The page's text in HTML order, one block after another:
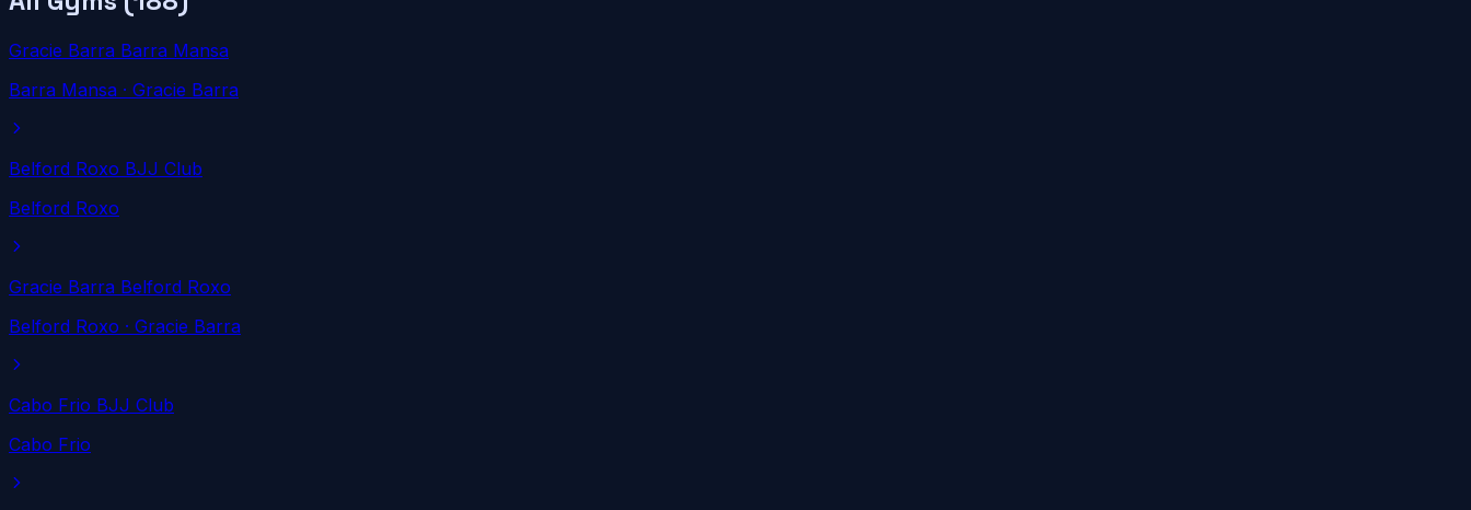
Gracie Barra Barra Mansa
Barra Mansa · Gracie Barra
Belford Roxo BJJ Club
Belford Roxo
Gracie Barra Belford Roxo
Belford Roxo · Gracie Barra
Cabo Frio BJJ Club
Cabo Frio